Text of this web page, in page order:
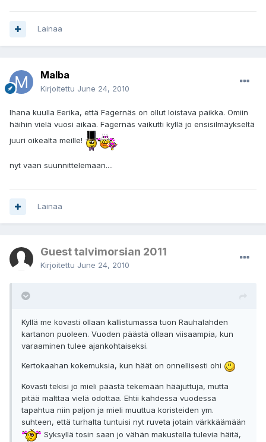
Lainaa
Malba
Kirjoitettu June 24, 2010
Ihana kuulla Eerika, että Fagernäs on ollut loistava paikka. Omiin
häihin vielä vuosi aikaa. Fagernäs vaikutti kyllä jo ensisilmäykseltä
juuri oikealta meille!
nyt vaan suunnittelemaan....
Lainaa
Guest talvimorsian 2011
Kirjoitettu June 24, 2010
Kyllä me kovasti ollaan kallistumassa tuon Rauhalahden
kartanon puoleen. Vuoden päästä ollaan viisaampia, kun
varaaminen tulee ajankohtaiseksi.
Kertokaahan kokemuksia, kun häät on onnellisesti ohi
Kovasti tekisi jo mieli päästä tekemään hääjuttuja, mutta
pitää malttaa vielä odottaa. Ehtii kahdessa vuodessa
tapahtua niin paljon ja mieli muuttua koristeiden ym.
suhteen, että turhalta tuntuisi nyt ruveta jotain värkkäämään
Syksyllä tosin saan jo vähän makustella tulevia häitä,